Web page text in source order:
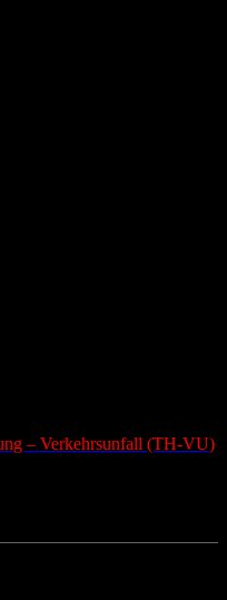
– Verkehrsunfall (TH-VU)